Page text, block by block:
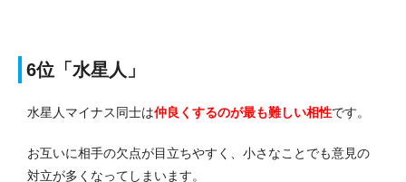
6位「水星人」
水星人マイナス同士は仲良くするのが最も難しい相性です。
お互いに相手の欠点が目立ちやすく、小さなことでも意見の
対立が多くなってしまいます。